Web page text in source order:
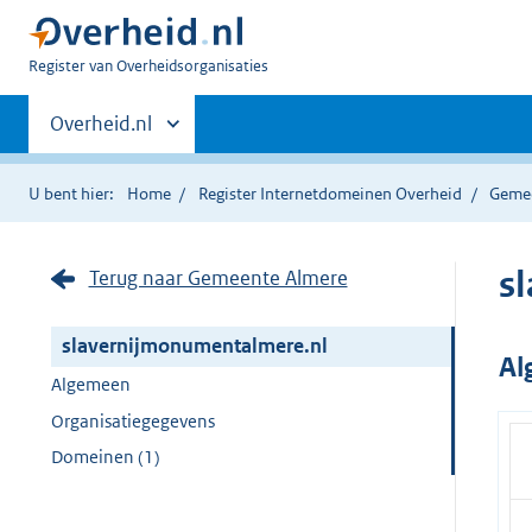
U
Register van Overheidsorganisaties
Primaire
navigatie
Andere
sites
binnen
Overheid.nl
U bent hier: Home Register Internetdomeinen Overheid
Terug naar Gemeente Almere
slavernijmonumentalmere.nl
Algemeen
Organisatiegegevens
Domeinen (1)